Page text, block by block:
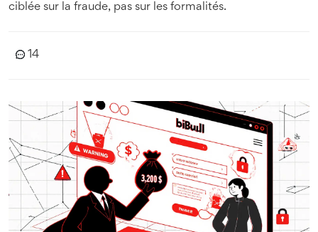
ciblée sur la fraude, pas sur les formalités.
14